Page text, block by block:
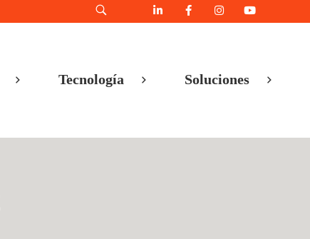
Tecnología Soluciones